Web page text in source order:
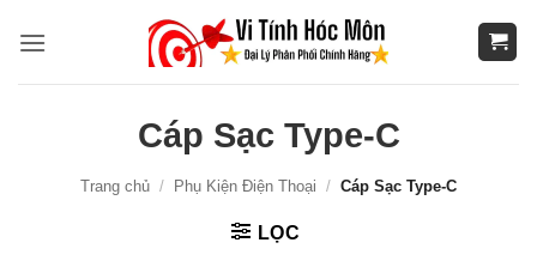
qua
Cáp Sạc Type-C
Trang chủ / Phụ Kiện Điện Thoại / Cáp Sạc Type-C
LỌC